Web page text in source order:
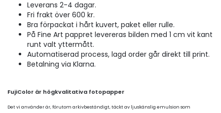
Leverans 2-4 dagar.
Fri frakt över 600 kr.
Bra förpackat i hårt kuvert, paket eller rulle.
På Fine Art pappret levereras bilden med 1 cm vit kant
runt valt yttermått.
Automatiserad process, lagd order går direkt till print.
Betalning via Klarna.
FujiColor är högkvalitativa fotopapper
Det vi använder är, förutom arkivbeständigt, täckt av ljuskänslig emulsion som